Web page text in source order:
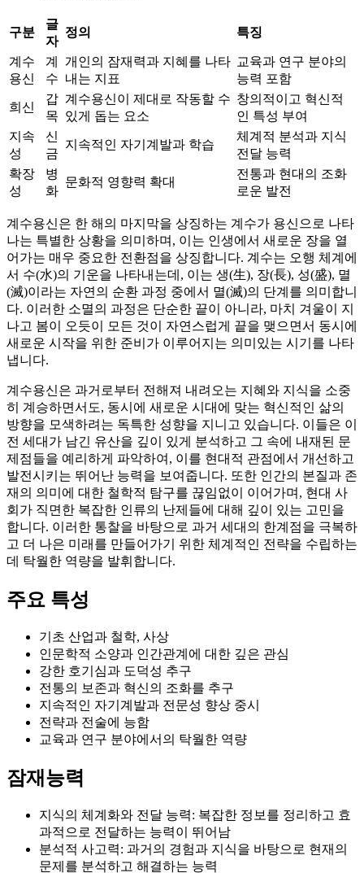
구분
글
자
정의 특징
계수
용신
계
수
개인의 잠재력과 지혜를 나타
내는 지표
교육과 연구 분야의
능력 포함
희신
갑
목
계수용신이 제대로 작동할 수
있게 돕는 요소
창의적이고 혁신적
인 특성 부여
지속
성
신
금
지속적인 자기계발과 학습
체계적 분석과 지식
전달 능력
확장
성
병
화
문화적 영향력 확대
전통과 현대의 조화
로운 발전
계수용신은 한 해의 마지막을 상징하는 계수가 용신으로 나타
나는 특별한 상황을 의미하며, 이는 인생에서 새로운 장을 열
어가는 매우 중요한 전환점을 상징합니다. 계수는 오행 체계에
서 수(水)의 기운을 나타내는데, 이는 생(生), 장(長), 성(盛), 멸
(滅)이라는 자연의 순환 과정 중에서 멸(滅)의 단계를 의미합니
다. 이러한 소멸의 과정은 단순한 끝이 아니라, 마치 겨울이 지
나고 봄이 오듯이 모든 것이 자연스럽게 끝을 맺으면서 동시에
새로운 시작을 위한 준비가 이루어지는 의미있는 시기를 나타
냅니다.
계수용신은 과거로부터 전해져 내려오는 지혜와 지식을 소중
히 계승하면서도, 동시에 새로운 시대에 맞는 혁신적인 삶의
방향을 모색하려는 독특한 성향을 지니고 있습니다. 이들은 이
전 세대가 남긴 유산을 깊이 있게 분석하고 그 속에 내재된 문
제점들을 예리하게 파악하여, 이를 현대적 관점에서 개선하고
발전시키는 뛰어난 능력을 보여줍니다. 또한 인간의 본질과 존
재의 의미에 대한 철학적 탐구를 끊임없이 이어가며, 현대 사
회가 직면한 복잡한 인류의 난제들에 대해 깊이 있는 고민을
합니다. 이러한 통찰을 바탕으로 과거 세대의 한계점을 극복하
고 더 나은 미래를 만들어가기 위한 체계적인 전략을 수립하는
데 탁월한 역량을 발휘합니다.
주요 특성
기초 산업과 철학, 사상
인문학적 소양과 인간관계에 대한 깊은 관심
강한 호기심과 도덕성 추구
전통의 보존과 혁신의 조화를 추구
지속적인 자기계발과 전문성 향상 중시
전략과 전술에 능함
교육과 연구 분야에서의 탁월한 역량
잠재능력
지식의 체계화와 전달 능력: 복잡한 정보를 정리하고 효
과적으로 전달하는 능력이 뛰어남
분석적 사고력: 과거의 경험과 지식을 바탕으로 현재의
문제를 분석하고 해결하는 능력